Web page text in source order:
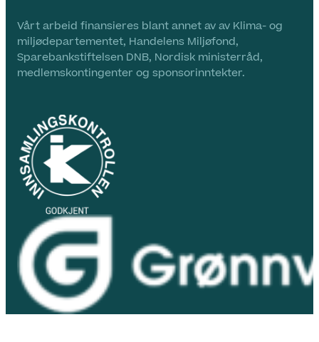
Vårt arbeid finansieres blant annet av av Klima- og
miljødepartementet, Handelens Miljøfond,
Sparebankstiftelsen DNB, Nordisk ministerråd,
medlemskontingenter og sponsorinntekter.